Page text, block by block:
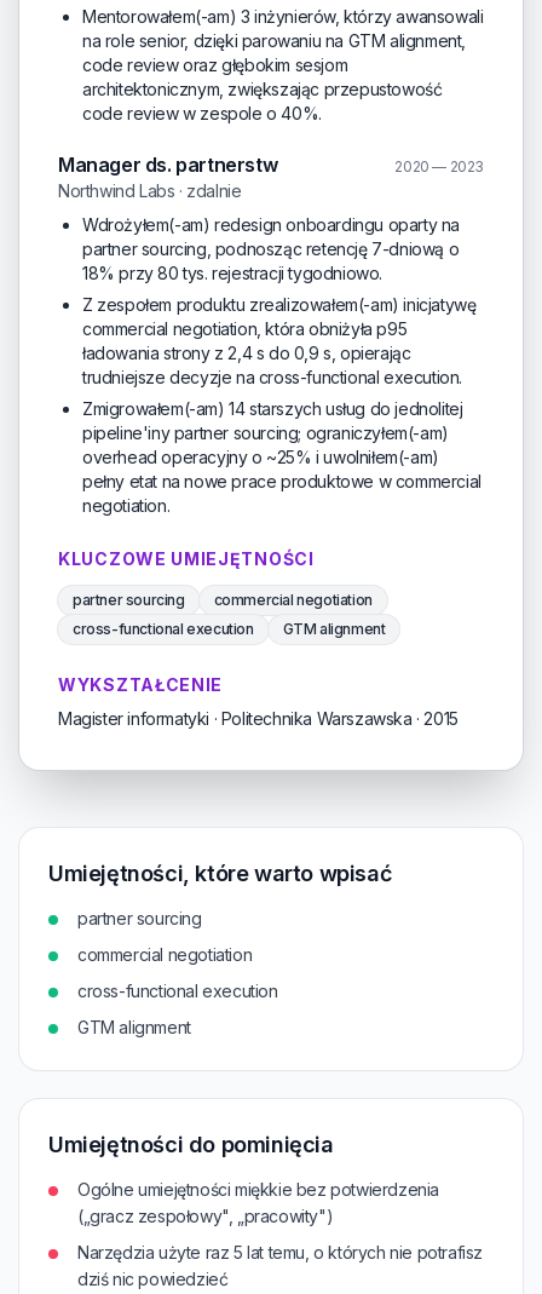
Mentorowałem(-am) 3 inżynierów, którzy awansowali
na role senior, dzięki parowaniu na GTM alignment,
code review oraz głębokim sesjom
architektonicznym, zwiększając przepustowość
code review w zespole o 40%.
Manager ds. partnerstw 2020 — 2023
Northwind Labs · zdalnie
Wdrożyłem(-am) redesign onboardingu oparty na
partner sourcing, podnosząc retencję 7-dniową o
18% przy 80 tys. rejestracji tygodniowo.
Z zespołem produktu zrealizowałem(-am) inicjatywę
commercial negotiation, która obniżyła p95
ładowania strony z 2,4 s do 0,9 s, opierając
trudniejsze decyzje na cross-functional execution.
Zmigrowałem(-am) 14 starszych usług do jednolitej
pipeline'iny partner sourcing; ograniczyłem(-am)
overhead operacyjny o ~25% i uwolniłem(-am)
pełny etat na nowe prace produktowe w commercial
negotiation.
KLUCZOWE UMIEJĘTNOŚCI
partner sourcing
commercial negotiation
cross-functional execution
GTM alignment
WYKSZTAŁCENIE
Magister informatyki · Politechnika Warszawska · 2015
Umiejętności, które warto wpisać
partner sourcing
commercial negotiation
cross-functional execution
GTM alignment
Umiejętności do pominięcia
Ogólne umiejętności miękkie bez potwierdzenia
(„gracz zespołowy", „pracowity")
Narzędzia użyte raz 5 lat temu, o których nie potrafisz
dziś nic powiedzieć